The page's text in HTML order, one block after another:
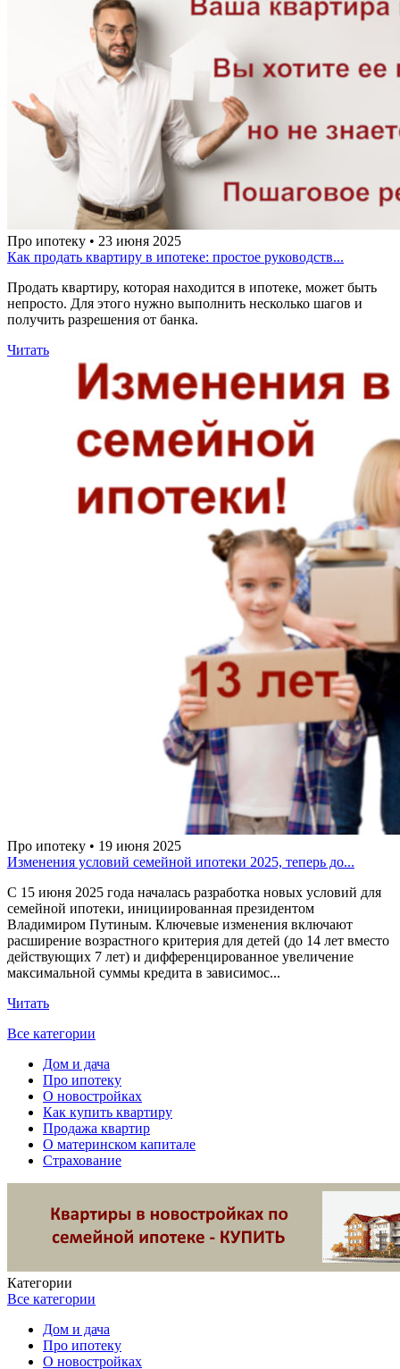
Про ипотеку • 23 июня 2025
Как продать квартиру в ипотеке: простое руководств...
Продать квартиру, которая находится в ипотеке, может быть
непросто. Для этого нужно выполнить несколько шагов и
получить разрешения от банка.
Читать
Про ипотеку • 19 июня 2025
Изменения условий семейной ипотеки 2025, теперь до...
С 15 июня 2025 года началась разработка новых условий для
семейной ипотеки, инициированная президентом
Владимиром Путиным. Ключевые изменения включают
расширение возрастного критерия для детей (до 14 лет вместо
действующих 7 лет) и дифференцированное увеличение
максимальной суммы кредита в зависимос...
Читать
Все категории
Дом и дача
Про ипотеку
О новостройках
Как купить квартиру
Продажа квартир
О материнском капитале
Страхование
Категории
Все категории
Дом и дача
Про ипотеку
О новостройках